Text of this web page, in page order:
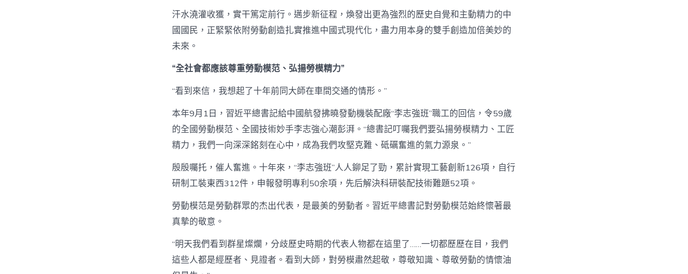
汗水澆灌收獲，實干篤定前行。邁步新征程，煥發出更為強烈的歷史自覺和主動精力的中
國國民，正緊緊依附勞動創造扎實推進中國式現代化，盡力用本身的雙手創造加倍美妙的
未來。
“全社會都應該尊重勞動模范、弘揚勞模精力”
“看到來信，我想起了十年前同大師在車間交通的情形。”
本年9月1日，習近平總書記給中國航發拂曉發動機裝配廠“李志強班”職工的回信，令59歲
的全國勞動模范、全國技術妙手李志強心潮彭湃。“總書記叮囑我們要弘揚勞模精力、工匠
精力，我們一向深深銘刻在心中，成為我們攻堅克難、砥礪奮進的氣力源泉。”
殷殷囑托，催人奮進。十年來，“李志強班”人人鉚足了勁，累計實現工藝創新126項，自行
研制工裝東西312件，申報發明專利50余項，先后解決科研裝配技術難題52項。
勞動模范是勞動群眾的杰出代表，是最美的勞動者。習近平總書記對勞動模范始終懷著最
真摯的敬意。
“明天我們看到群星燦爛，分歧歷史時期的代表人物都在這里了……一切都歷歷在目，我們
這些人都是經歷者、見證者。看到大師，對勞模肅然起敬，尊敬知識、尊敬勞動的情懷油